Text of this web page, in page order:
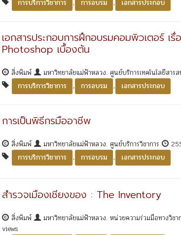
การบริการวิชาการ
, การอบรม , เอกสารประกอบ
เอกสารประกอบการฝึกอบรมคอมพิวเตอร์ เ
Photoshop เบื้องต้น
สิ่งพิมพ์ มหาวิทยาลัยแม่ฟ้าหลวง. ศูนย์บริการเทคโนโลยีสารส
การบริการวิชาการ
, การอบรม , เอกสารประกอบ
การเป็นพิธีกรมืออาชีพ
สิ่งพิมพ์ มหาวิทยาลัยแม่ฟ้าหลวง. ศูนย์บริการวิชาการ
การบริการวิชาการ
, การอบรม , เอกสารประกอบ
สำรวจเมืองเชียงของ : The Inventory
สิ่งพิมพ์ มหาวิทยาลัยแม่ฟ้าหลวง. หน่วยความร่วมมือทางวิชา
views